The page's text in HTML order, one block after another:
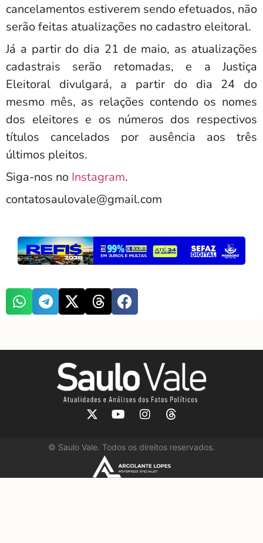
cancelamentos estiverem sendo efetuados, não
serão feitas atualizações no cadastro eleitoral.
Já a partir do dia 21 de maio, as atualizações
cadastrais serão retomadas, e a Justiça
Eleitoral divulgará, a partir do dia 24 do
mesmo mês, as relações contendo os nomes
dos eleitores e os números dos respectivos
títulos cancelados por ausência aos três
últimos pleitos.
Siga-nos no Instagram.
contatosaulovale@gmail.com
© Saulo Vale. Todos os direitos reservados.